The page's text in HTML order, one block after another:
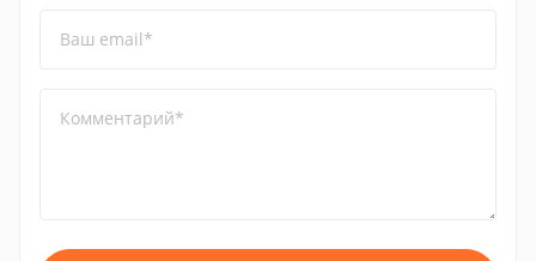
Ваш email*
Комментарий*